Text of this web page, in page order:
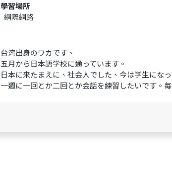
學習場所
網際網路
台湾出身のワカです、
五月から日本語学校に通っています。
日本に来たまえに、社会人でした、今は学生にな
一週に一回とか二回とか会話を練習したいです。